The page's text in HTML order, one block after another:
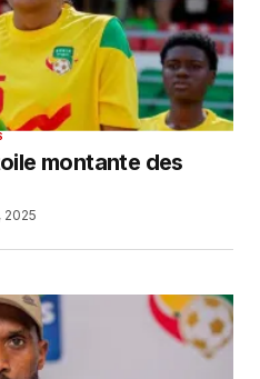
montante des
2025